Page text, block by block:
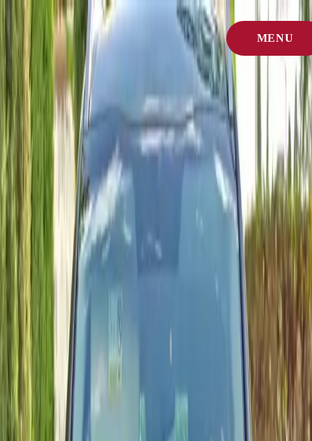
MENU
ZAMKNIJ
Start
Samochody
/
Kia
Marka w centrum
Wynajem Kia w Agadirze
Zobacz wszystkie modele Kia, które aktualnie oferujemy na wynajem
w Agadirze. Otwórz stronę pojazdu, aby sprawdzić zdjęcia,
wyposażenie i opcje rezerwacji.
Każdy Kia jest sprawdzany co tydzień, aby był gotowy na nadmorski
klimat Maroka i dłuższe trasy.
Krótka odpowiedź
Wynajem Kia w Agadirze jest dostępny w kilku modelach z jasnymi
cenami dziennymi, odbiorem na lotnisku lub w mieście i szybką
rezerwacją przez WhatsApp.
Dostępne modele
6
Najniższa stawka dzienna
400 MAD
Napędy
essence, diesel
Ekonomiczne
SUV-y
Aktywne modele
6 modeli